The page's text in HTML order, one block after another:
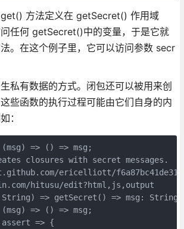
方法定义在 getSecret() 作用域
任何 getSecret()中的变量，于是它就
。在这个例子里，它可以访问参数 secr
私有数据的方式。闭包还可以被用来创
些函数的执行过程可能由它们自身的内
：
=> () => msg;
closures with secret messages.
ericelliott/
hitusu/edit?html,js,output
=> getSecret() => msg: String
=> () => msg;
=> {